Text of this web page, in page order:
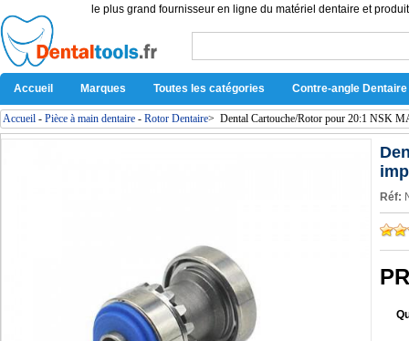
le plus grand fournisseur en ligne du matériel dentaire et
Accueil Marques Toutes les catégories Contre-angle Dentaire
Accueil - Pièce à main dentaire - Rotor Dentaire> Dental Cartouche/Rotor pour 20:1 NSK
Réf: